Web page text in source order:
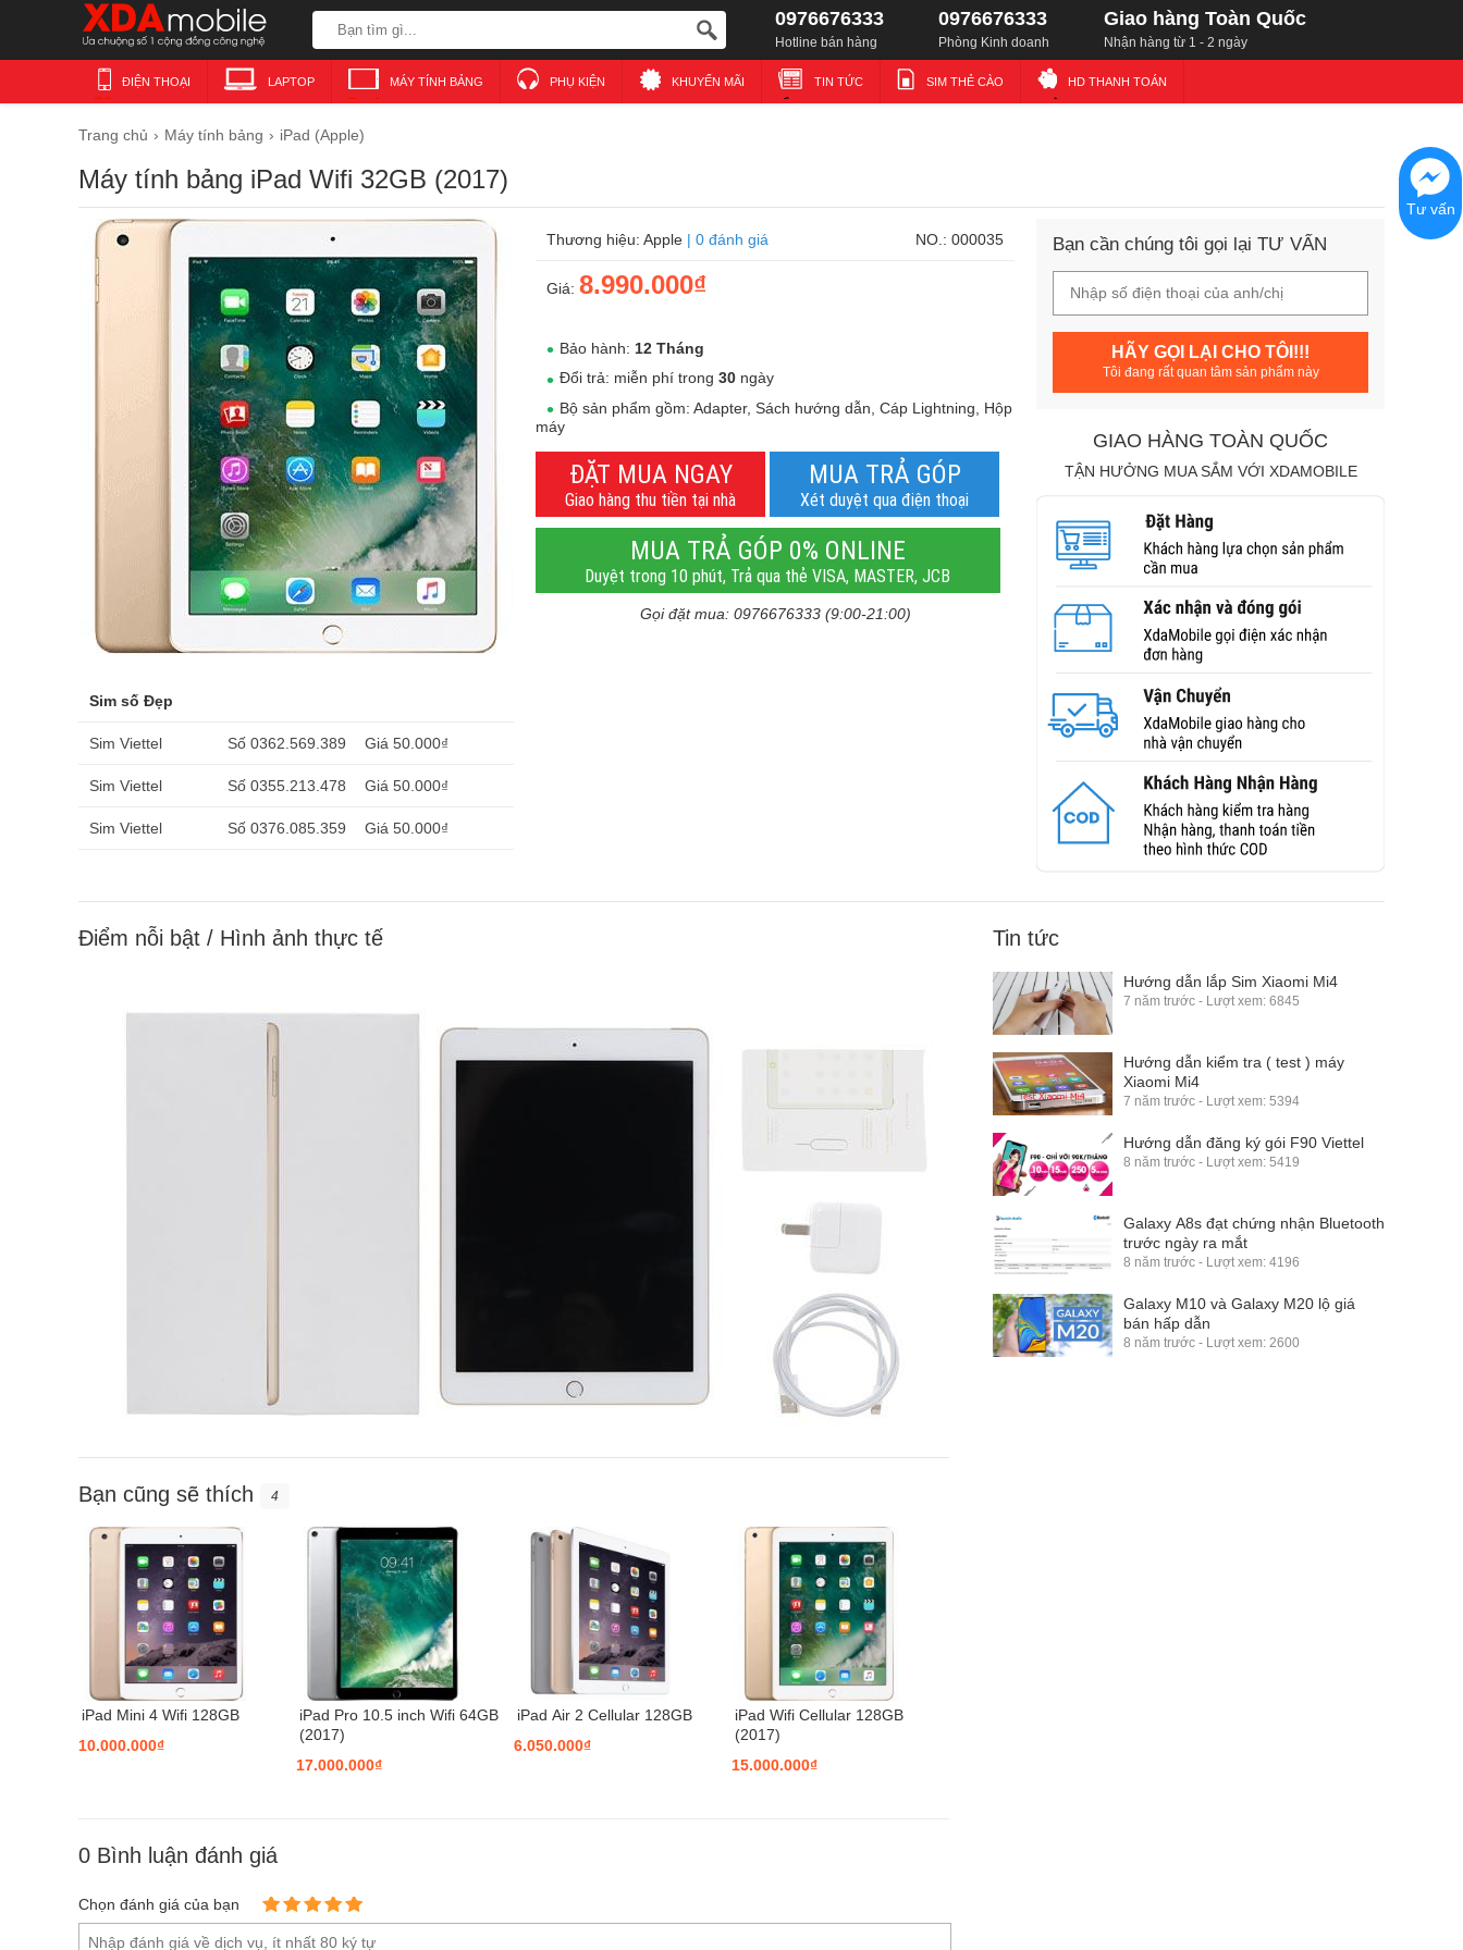
0976676333
Hotline bán hàng
0976676333
Phòng Kinh doanh
Giao hàng Toàn Quốc
Nhận hàng từ 1 - 2 ngày
ĐIỆN THOẠI LAPTOP MÁY TÍNH BẢNG PHỤ KIỆN KHUYẾN MÃI TIN TỨC SIM THẺ CÀO HD THANH TOÁN
Trang chủ Máy tính bảng iPad (Apple)
Máy tính bảng iPad Wifi 32GB (2017)
Sim số Đẹp
Sim Viettel Số 0362.569.389 Giá 50.000₫
Sim Viettel Số 0355.213.478 Giá 50.000₫
Sim Viettel Số 0376.085.359 Giá 50.000₫
Thương hiệu: Apple | 0 đánh giá NO.: 000035
Giá: 8.990.000₫
Bảo hành: 12 Tháng
Đổi trả: miễn phí trong 30 ngày
Bộ sản phẩm gồm: Adapter, Sách hướng dẫn, Cáp Lightning, Hộp
máy
ĐẶT MUA NGAY
Giao hàng thu tiền tại nhà
MUA TRẢ GÓP
Xét duyệt qua điện thoại
MUA TRẢ GÓP 0% ONLINE
Duyệt trong 10 phút, Trả qua thẻ VISA, MASTER, JCB
Gọi đặt mua: 0976676333 (9:00-21:00)
Bạn cần chúng tôi gọi lại TƯ VẤN
HÃY GỌI LẠI CHO TÔI!!!
Tôi đang rất quan tâm sản phẩm này
GIAO HÀNG TOÀN QUỐC
TẬN HƯỞNG MUA SẮM VỚI XDAMOBILE
Điểm nỗi bật / Hình ảnh thực tế
Bạn cũng sẽ thích 4
iPad Mini 4 Wifi 128GB
10.000.000₫
iPad Pro 10.5 inch Wifi 64GB
(2017)
17.000.000₫
iPad Air 2 Cellular 128GB
6.050.000₫
iPad Wifi Cellular 128GB
(2017)
15.000.000₫
0 Bình luận đánh giá
Chọn đánh giá của bạn
Tin tức
Hướng dẫn lắp Sim Xiaomi Mi4
7 năm trước - Lượt xem: 6845
Hướng dẫn kiểm tra ( test ) máy
Xiaomi Mi4
7 năm trước - Lượt xem: 5394
Hướng dẫn đăng ký gói F90 Viettel
8 năm trước - Lượt xem: 5419
Galaxy A8s đạt chứng nhận Bluetooth
trước ngày ra mắt
8 năm trước - Lượt xem: 4196
Galaxy M10 và Galaxy M20 lộ giá
bán hấp dẫn
8 năm trước - Lượt xem: 2600
Tư vấn